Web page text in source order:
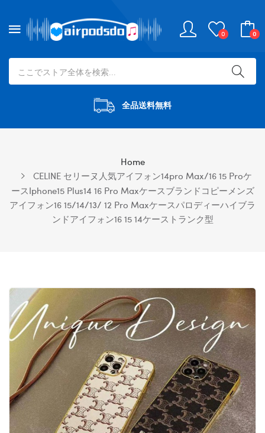
0 0
全品送料無料
Home
CELINE セリーヌ人気アイフォン14pro Max/16 15 Proケ
ースiphone15 Plus14 16 Pro Maxケースブランドコピーメンズ
アイフォン16 15/14/13/ 12 Pro Maxケースパロディーハイブラ
ンドアイフォン16 15 14ケーストランク型